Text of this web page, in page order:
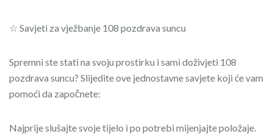
☆ Savjeti za vježbanje 108 pozdrava suncu
Spremni ste stati na svoju prostirku i sami doživjeti 108
pozdrava suncu? Slijedite ove jednostavne savjete koji će vam
pomoći da započnete:
Najprije slušajte svoje tijelo i po potrebi mijenjajte položaje.